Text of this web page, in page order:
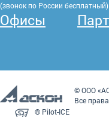
(звонок по России бесплатный)
Офисы
© ООО
Все
® Pilot-ICE